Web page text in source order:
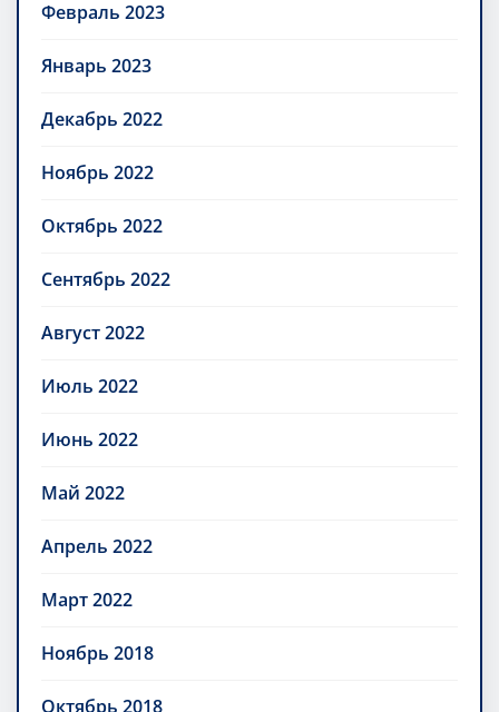
Февраль 2023
Январь 2023
Декабрь 2022
Ноябрь 2022
Октябрь 2022
Сентябрь 2022
Август 2022
Июль 2022
Июнь 2022
Май 2022
Апрель 2022
Март 2022
Ноябрь 2018
Октябрь 2018